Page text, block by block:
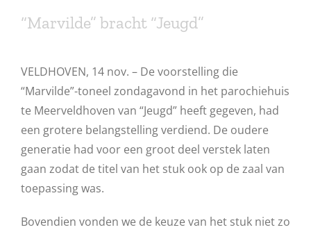
“Marvilde” bracht “Jeugd”
VELDHOVEN, 14 nov. – De voorstelling die
“Marvilde”-toneel zondagavond in het parochiehuis
te Meerveldhoven van “Jeugd” heeft gegeven, had
een grotere belangstelling verdiend. De oudere
generatie had voor een groot deel verstek laten
gaan zodat de titel van het stuk ook op de zaal van
toepassing was.
Bovendien vonden we de keuze van het stuk niet zo